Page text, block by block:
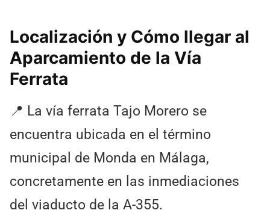
Localización y Cómo llegar al
Aparcamiento de la Vía
Ferrata
📍 La vía ferrata Tajo Morero se
encuentra ubicada en el término
municipal de Monda en Málaga,
concretamente en las inmediaciones
del viaducto de la A-355.